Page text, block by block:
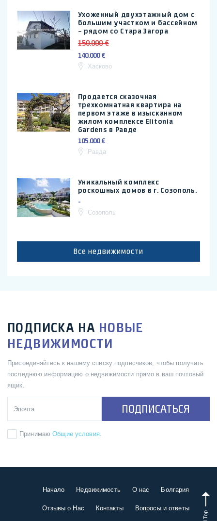
Ухоженный двухэтажный дом с
большим участком и бассейном
– рядом со Стара Загора
150.000 €
140.000 €
Хасково
Продается сказочная
трехкомнатная квартира на
первом этаже в изысканном
жилом комплексе Elitonia
Gardens в Равде
105.000 €
Равда
Уникальный комплекс
роскошных домов в г. Созополь.
-
Созополь
Все недвижимости
ПОДПИСКА НА НОВЫЕ
НЕДВИЖИМОСТИ
Присоединяйтесь к нашему списку подписчиков, чтобы получать
последнюю информацию о недвижимости прямо в ваш почтовый
ящик.
ПОДПИСАТЬСЯ
ПринимаюОбщие условия.
Начало Недвижимость О нас Болгария
Отзывы о Нас Контакты Вопросы и ответы